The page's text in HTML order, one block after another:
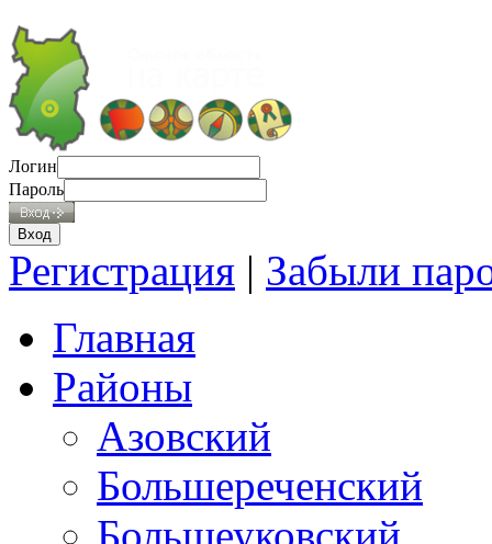
Логин
Пароль
Регистрация | Забыли
Главная
Районы
Азовский
Большереченский
Большеуковский